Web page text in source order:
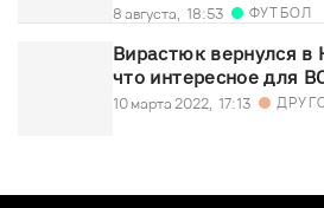
8 августа, 18:53 ФУТБОЛ
Вирастюк вернулся
что интересное для
10 марта 2022, 17:13